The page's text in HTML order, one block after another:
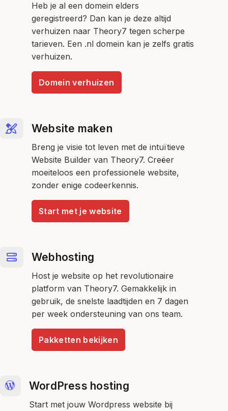
Heb je al een domein elders
geregistreerd? Dan kan je deze altijd
verhuizen naar Theory7 tegen scherpe
tarieven. Een .nl domein kan je zelfs gratis
verhuizen.
Domein verhuizen
Website maken
Breng je visie tot leven met de intuïtieve
Website Builder van Theory7. Creëer
moeiteloos een professionele website,
zonder enige codeerkennis.
Start met je website
Webhosting
Host je website op het revolutionaire
platform van Theory7. Gemakkelijk in
gebruik, de snelste laadtijden en 7 dagen
per week ondersteuning van ons team.
Pakketten bekijken
WordPress hosting
Start met jouw Wordpress website bij